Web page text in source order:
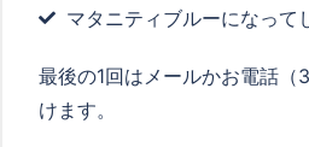
マタニティブルーになって
最後の1回はメールかお電話（
けます。